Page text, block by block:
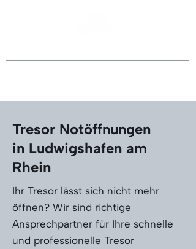
Tresor Notöffnungen
in Ludwigshafen am
Rhein
Ihr Tresor lässt sich nicht mehr
öffnen? Wir sind richtige
Ansprechpartner für Ihre schnelle
und professionelle Tresor